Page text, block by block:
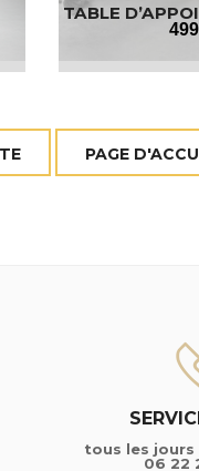
TABLE
499
tous les jours
06 22